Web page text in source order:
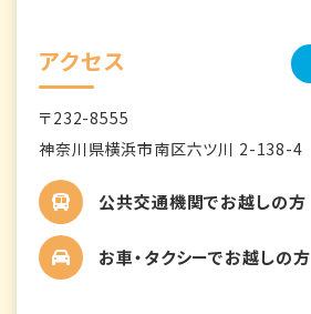
アクセス
〒232-8555
神奈川県横浜市南区六ツ川 2-138-4
公共交通機関でお越しの方
お車・タクシーでお越しの方